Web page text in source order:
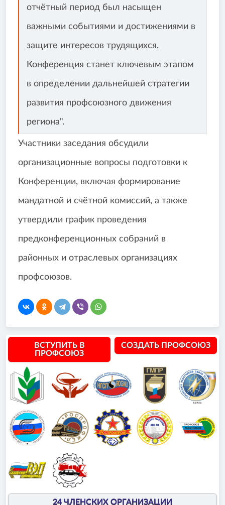
отчётный период был насыщен
важными событиями и достижениями в
защите интересов трудящихся.
Конференция станет ключевым этапом
в определении дальнейшей стратегии
развития профсоюзного движения
региона".
Участники заседания обсудили
организационные вопросы подготовки к
Конференции, включая формирование
мандатной и счётной комиссий, а также
утвердили график проведения
предконференционных собраний в
районных и отраслевых организациях
профсоюзов.
ВСТУПИТЬ В
ПРОФСОЮЗ
СОЗДАТЬ ПРОФСОЮЗ
24 ЧЛЕНСКИХ ОРГАНИЗАЦИИ